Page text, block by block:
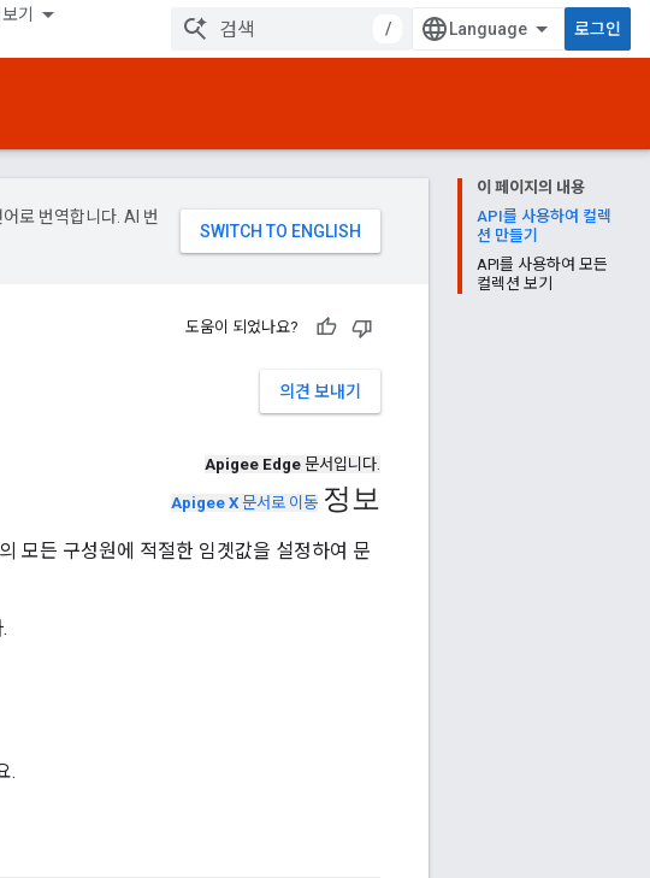
기
/ 로그인
이 페이지의 내용
API를 사용하여 컬렉
션 만들기
API를 사용하여 모든
컬렉션 보기
로 번역합니다. AI 번
도움이 되었나요?
의견 보내기
Apigee Edge 문서입니다.
Apigee X 문서로 이동 정보
모든 구성원에 적절한 임곗값을 설정하여 문
.